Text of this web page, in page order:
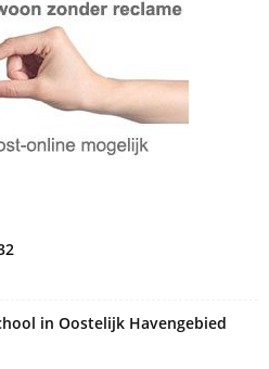
in Oostelijk Havengebied